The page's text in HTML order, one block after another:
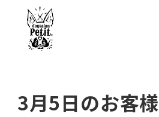
3月5日のお客様